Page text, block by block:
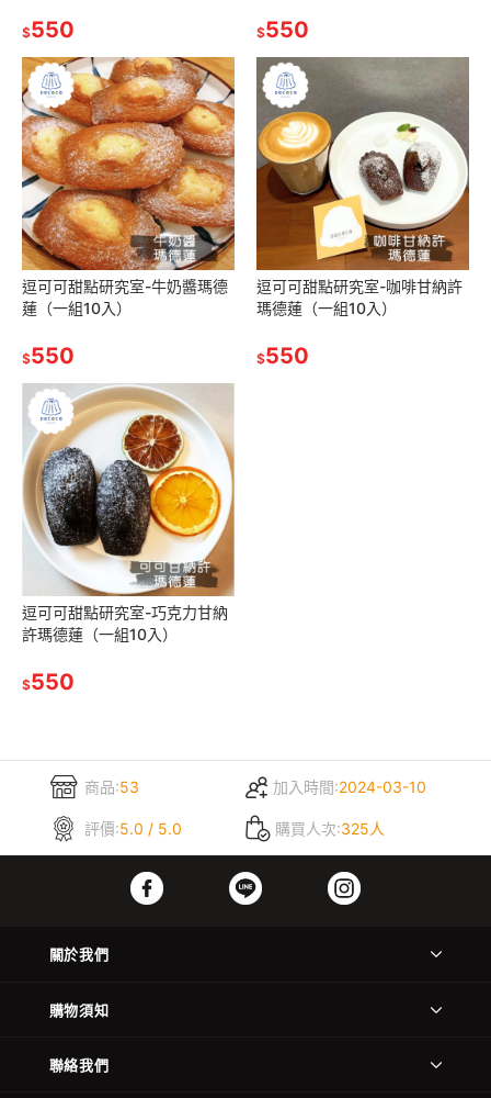
$550 $550
逗可可甜點研究室-牛奶醬瑪德
蓮（一組10入）
$550
逗可可甜點研究室-咖啡甘納許
瑪德蓮（一組10入）
$550
逗可可甜點研究室-巧克力甘納
許瑪德蓮（一組10入）
$550
商品:53 加入時間:2024-03-10
評價:5.0 / 5.0 購買人次:325人
關於我們
購物須知
聯絡我們